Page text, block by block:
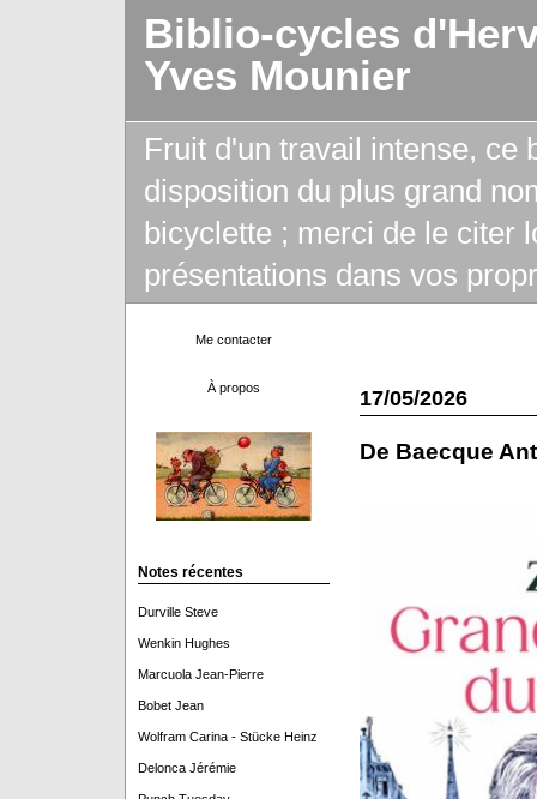
Biblio-cycles
Yves Mounier
Fruit d'un travail intense, ce
disposition du plus grand
bicyclette ; merci de le citer
présentations dans vos
Me contacter
À propos
Notes récentes
Durville Steve
Wenkin Hughes
Marcuola Jean-Pierre
Bobet Jean
Wolfram Carina - Stücke Heinz
Delonca Jérémie
17/05/2026
De Baecque